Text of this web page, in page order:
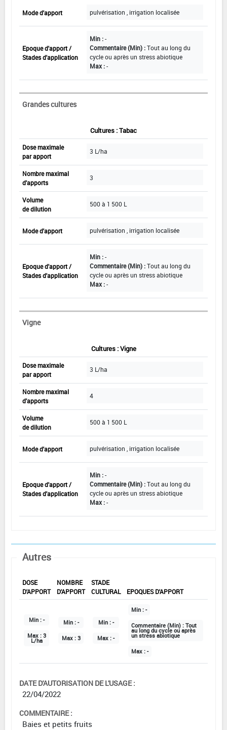
Mode d'apport pulvérisation , irrigation localisée
Epoque d'apport /
Stades d'application
Min :-
Commentaire (Min) :Tout au long du
cycle ou après un stress abiotique
Max :-
Grandes cultures
Cultures : Tabac
Dose maximale
par apport
3 L/ha
Nombre maximal
d'apports
3
Volume
de dilution
500 à 1 500 L
Mode d'apport pulvérisation , irrigation localisée
Epoque d'apport /
Stades d'application
Min :-
Commentaire (Min) :Tout au long du
cycle ou après un stress abiotique
Max :-
Vigne
Cultures : Vigne
Dose maximale
par apport
3 L/ha
Nombre maximal
d'apports
4
Volume
de dilution
500 à 1 500 L
Mode d'apport pulvérisation , irrigation localisée
Epoque d'apport /
Stades d'application
Min :-
Commentaire (Min) :Tout au long du
cycle ou après un stress abiotique
Max :-
Autres
DOSE
D'APPORT
NOMBRE
D'APPORT
STADE
CULTURAL
EPOQUES D'APPORT
Min : -
Max : 3
L/ha
Min : -
Max : 3
Min : -
Max : -
Min : -
Commentaire (Min) : Tout
au long du cycle ou après
un stress abiotique
Max : -
DATE D'AUTORISATION DE L'USAGE :
22/04/2022
COMMENTAIRE :
Baies et petits fruits